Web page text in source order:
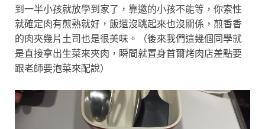
到一半小孩就放學到家了，靠邀的小孩不能等，你索性
就確定肉有煎熟就好，飯還沒跳起來也沒關係，煎香香
的肉夾幾片土司也是很美味。（後來我們這幾個同學就
是直接拿出生菜來夾肉，瞬間就置身首爾烤肉店差點要
跟老師要泡菜來配說）